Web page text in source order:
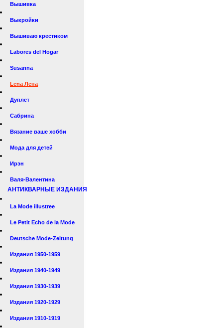
Вышивка
Выкройки
Вышиваю крестиком
Labores del Hogar
Susanna
Lena Лена
Дуплет
Сабрина
Вязание ваше хобби
Мода для детей
Ирэн
Валя-Валентина
АНТИКВАРНЫЕ ИЗДАНИЯ
La Mode illustree
Le Petit Echo de la Mode
Deutsche Mode-Zeitung
Издания 1950-1959
Издания 1940-1949
Издания 1930-1939
Издания 1920-1929
Издания 1910-1919